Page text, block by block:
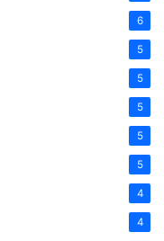
6
5
5
5
5
5
4
4